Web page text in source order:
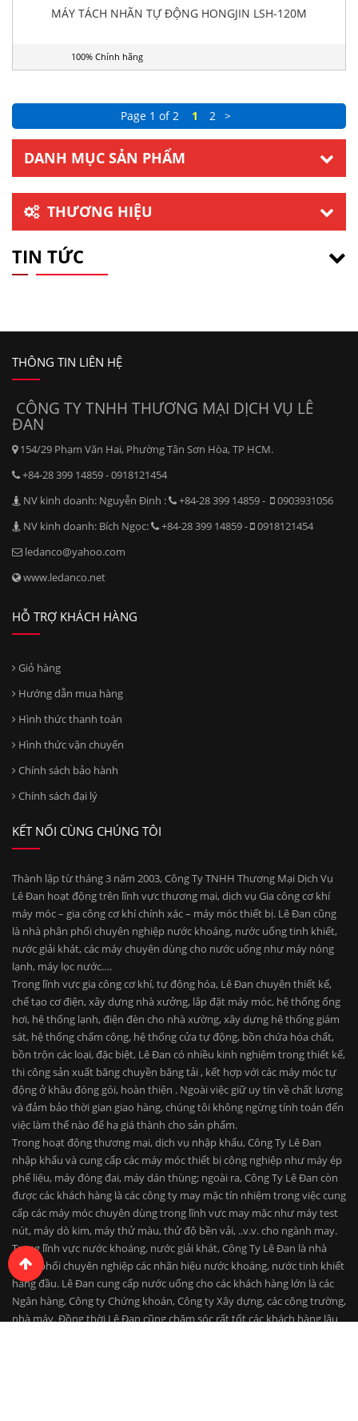
MÁY TÁCH NHÃN TỰ ĐỘNG HONGJIN LSH-120M
100% Chính hãng
Page 1 of 2 1 2 >
DANH MỤC SẢN PHẨM
THƯƠNG HIỆU
TIN TỨC
THÔNG TIN LIÊN HỆ
CÔNG TY TNHH THƯƠNG MẠI DỊCH VỤ LÊ
ĐAN
154/29 Phạm Văn Hai, Phường Tân Sơn Hòa, TP HCM.
+84-28 399 14859 - 0918121454
NV kinh doanh: Nguyễn Định :
+84-28 399 14859 -
0903931056
NV kinh doanh: Bích Ngọc:
+84-28 399 14859 -
0918121454
ledanco@yahoo.com
www.ledanco.net
HỖ TRỢ KHÁCH HÀNG
Giỏ hàng
Hướng dẫn mua hàng
Hình thức thanh toán
Hình thức vận chuyển
Chính sách bảo hành
Chính sách đại lý
KẾT NỐI CÙNG CHÚNG TÔI
Thành lập từ tháng 3 năm 2003, Công Ty TNHH Thương Mại Dịch Vụ
Lê Đan hoạt động trên lĩnh vực thương mại, dịch vụ Gia công cơ khí
máy móc – gia công cơ khí chính xác – máy móc thiết bị. Lê Đan cũng
là nhà phân phối chuyên nghiệp nước khoáng, nước uống tinh khiết,
nước giải khát, các máy chuyên dùng cho nước uống như máy nóng
lạnh, máy lọc nước….
Trong lĩnh vực gia công cơ khí, tự động hóa, Lê Đan chuyên thiết kế,
chế tạo cơ điện, xây dựng nhà xưởng, lắp đặt máy móc, hệ thống ống
hơi, hệ thống lạnh, điện đèn cho nhà xường, xây dựng hệ thống giám
sát, hệ thống chấm công, hệ thống cửa tự động, bồn chứa hóa chất,
bồn trộn các loại, đặc biệt, Lê Đan có nhiều kinh nghiệm trong thiết kế,
thi công sản xuất băng chuyền băng tải , kết hợp với các máy móc tự
động ở khâu đóng gói, hoàn thiện . Ngoài việc giữ uy tín về chất lượng
và đảm bảo thời gian giao hàng, chúng tôi không ngừng tính toán đến
việc làm thế nào để hạ giá thành cho sản phẩm.
Trong hoạt động thương mại, dịch vụ nhập khẩu, Công Ty Lê Đan
nhập khẩu và cung cấp các máy móc thiết bị công nghiệp như máy ép
phế liệu, máy đóng đai, máy dán thùng; ngoài ra, Công Ty Lê Đan còn
được các khách hàng là các công ty may mặc tín nhiệm trong việc cung
cấp các máy móc chuyên dùng trong lĩnh vực may mặc như máy test
nút, máy dò kim, máy thử màu, thử độ bền vải, ..v.v. cho ngành may.
Trong lĩnh vực nước khoáng, nước giải khát, Công Ty Lê Đan là nhà
phân phối chuyên nghiệp các nhãn hiệu nước khoáng, nước tinh khiết
hàng đầu. Lê Đan cung cấp nước uống cho các khách hàng lớn là các
Ngân hàng, Công ty Chứng khoán, Công ty Xây dựng, các công trường,
nhà máy. Đồng thời Lê Đan cũng chăm sóc rất tốt các khách hàng lâu